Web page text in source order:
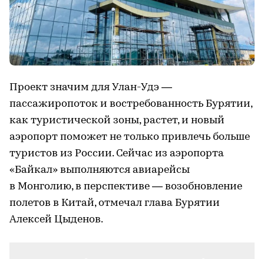
Проект значим для Улан-Удэ —
пассажиропоток и востребованность Бурятии,
как туристической зоны, растет, и новый
аэропорт поможет не только привлечь больше
туристов из России. Сейчас из аэропорта
«Байкал» выполняются авиарейсы
в Монголию, в перспективе — возобновление
полетов в Китай, отмечал глава Бурятии
Алексей Цыденов.